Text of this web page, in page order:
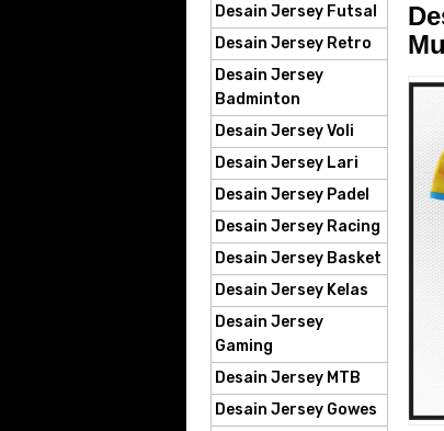
Desain Jersey Futsal
Desain Jersey Retro
Desain Jersey
Badminton
Desain Jersey Voli
Desain Jersey Lari
Desain Jersey Padel
Desain Jersey Racing
Desain Jersey Basket
Desain Jersey Kelas
Desain Jersey
Gaming
Desain Jersey MTB
Desain Jersey Gowes